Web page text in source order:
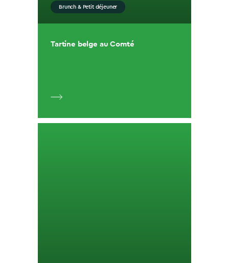
Brunch & Petit déjeuner
Tartine belge au Comté